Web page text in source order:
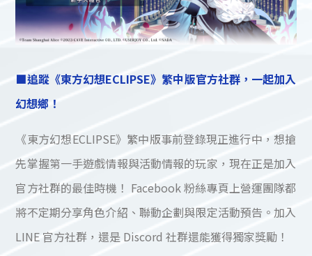
■追蹤《東方幻想ECLIPSE》繁中版官方社群，一起加入
幻想鄉！
《東方幻想ECLIPSE》繁中版事前登錄現正進行中，想搶
先掌握第一手遊戲情報與活動情報的玩家，現在正是加入
官方社群的最佳時機！ Facebook 粉絲專頁上營運團隊都
將不定期分享角色介紹、聯動企劃與限定活動預告。加入
LINE 官方社群，還是 Discord 社群還能獲得獨家獎勵！